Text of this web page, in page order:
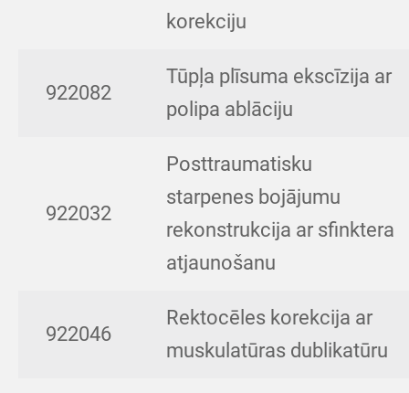
korekciju
922082
Tūpļa plīsuma ekscīzija ar
polipa ablāciju
922032
Posttraumatisku
starpenes bojājumu
rekonstrukcija ar sfinktera
atjaunošanu
922046
Rektocēles korekcija ar
muskulatūras dublikatūru